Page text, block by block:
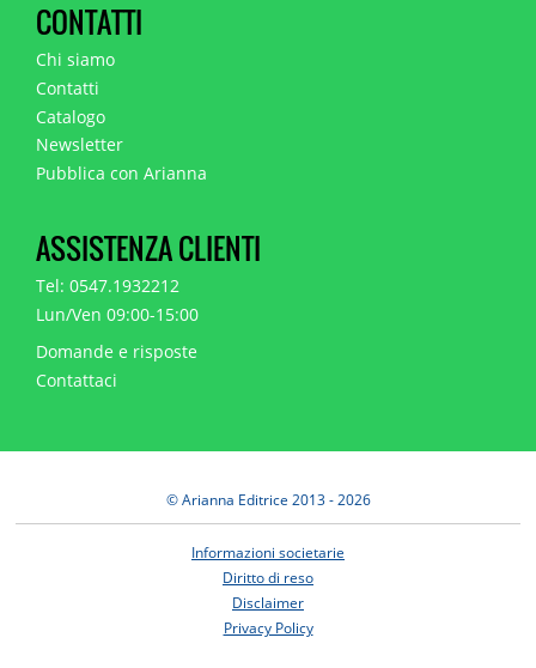
CONTATTI
Chi siamo
Contatti
Catalogo
Newsletter
Pubblica con Arianna
ASSISTENZA CLIENTI
Tel: 0547.1932212
Lun/Ven 09:00-15:00
Domande e risposte
Contattaci
© Arianna Editrice 2013 - 2026
Informazioni societarie
Diritto di reso
Disclaimer
Privacy Policy